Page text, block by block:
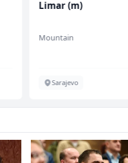
Limar (m)
Mountain
Sarajevo